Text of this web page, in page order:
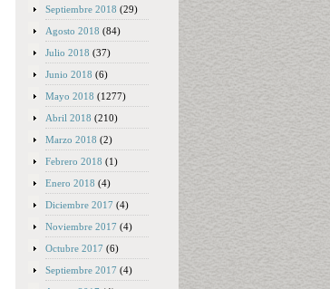
Septiembre 2018 (29)
Agosto 2018 (84)
Julio 2018 (37)
Junio 2018 (6)
Mayo 2018 (1277)
Abril 2018 (210)
Marzo 2018 (2)
Febrero 2018 (1)
Enero 2018 (4)
Diciembre 2017 (4)
Noviembre 2017 (4)
Octubre 2017 (6)
Septiembre 2017 (4)